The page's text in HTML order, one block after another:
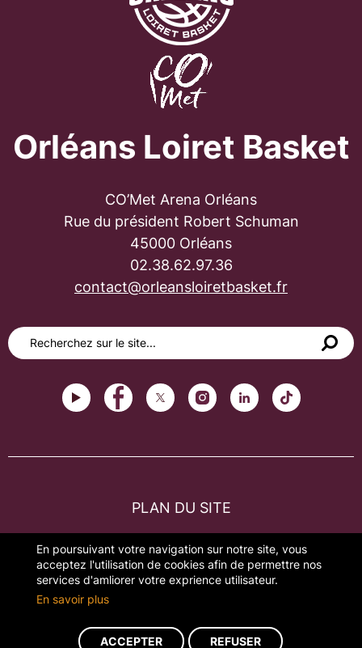
En poursuivant votre navigation sur notre site, vous
acceptez l'utilisation de cookies afin de permettre nos
services d'amliorer votre exprience utilisateur.
En savoir plus
ACCEPTER REFUSER
Orléans Loiret Basket
CO’Met Arena Orléans
Rue du président Robert Schuman
45000 Orléans
02.38.62.97.36
contact@orleansloiretbasket.fr
PLAN DU SITE
MENTIONS LÉGALES
GESTION DES COOKIES